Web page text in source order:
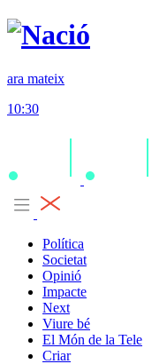
ara mateix
10:30
Política
Societat
Opinió
Impacte
Next
Viure bé
El Món de la Tele
Criar